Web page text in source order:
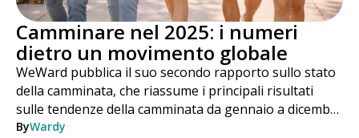
Camminare nel 2025: i numeri
dietro un movimento globale
WeWard pubblica il suo secondo rapporto sullo stato
della camminata, che riassume i principali risultati
sulle tendenze della camminata da gennaio a dicembre
2025.
ByWardy